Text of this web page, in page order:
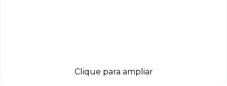
Clique para ampliar